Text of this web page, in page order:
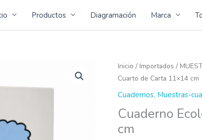
Productos Diagramación Marca
Inicio / Importados /
Cuarto de Carta 11×14 cm
Cuadernos, Muestras-
Cuaderno
cm
Cuaderno
Ecológico
Cuarto
Carta
11x14